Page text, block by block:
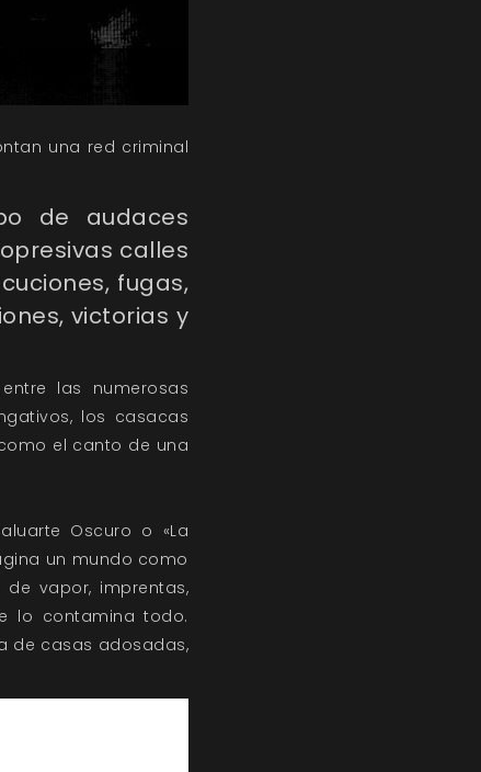
una red criminal
de audaces
calles
fugas,
victorias y
las numerosas
los casacas
el canto de una
Oscuro o «La
un mundo como
de vapor, imprentas,
lo contamina todo.
de casas adosadas,